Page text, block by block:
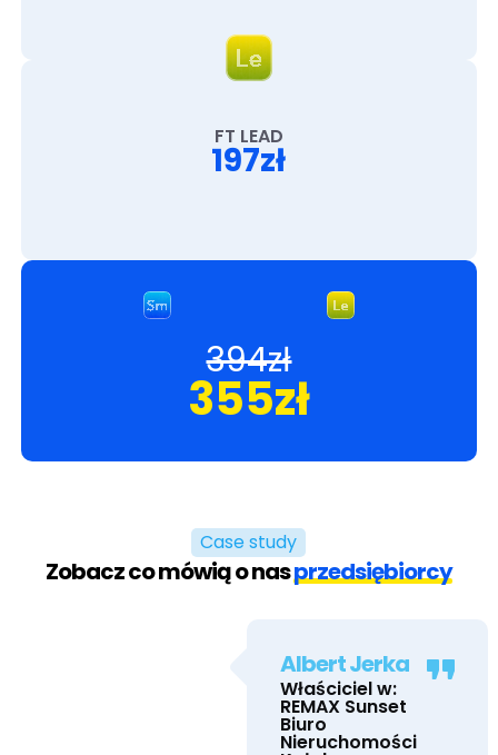
FT LEAD
197zł
394zł
355zł
Case study
Zobacz co mówią o nasprzedsiębiorcy
Albert Jerka
Właściciel w:
REMAX Sunset
Biuro
Nieruchomości